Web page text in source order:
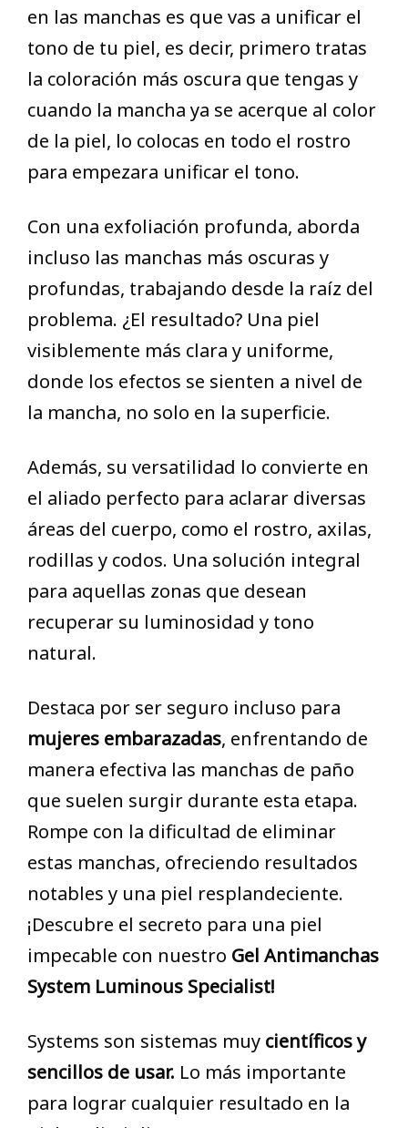
en las manchas es que vas a unificar el
tono de tu piel, es decir, primero tratas
la coloración más oscura que tengas y
cuando la mancha ya se acerque al color
de la piel, lo colocas en todo el rostro
para empezara unificar el tono.
Con una exfoliación profunda, aborda
incluso las manchas más oscuras y
profundas, trabajando desde la raíz del
problema. ¿El resultado? Una piel
visiblemente más clara y uniforme,
donde los efectos se sienten a nivel de
la mancha, no solo en la superficie.
Además, su versatilidad lo convierte en
el aliado perfecto para aclarar diversas
áreas del cuerpo, como el rostro, axilas,
rodillas y codos. Una solución integral
para aquellas zonas que desean
recuperar su luminosidad y tono
natural.
Destaca por ser seguro incluso para
mujeres embarazadas, enfrentando de
manera efectiva las manchas de paño
que suelen surgir durante esta etapa.
Rompe con la dificultad de eliminar
estas manchas, ofreciendo resultados
notables y una piel resplandeciente.
¡Descubre el secreto para una piel
impecable con nuestro Gel Antimanchas
System Luminous Specialist!
Systems son sistemas muy científicos y
sencillos de usar. Lo más importante
para lograr cualquier resultado en la